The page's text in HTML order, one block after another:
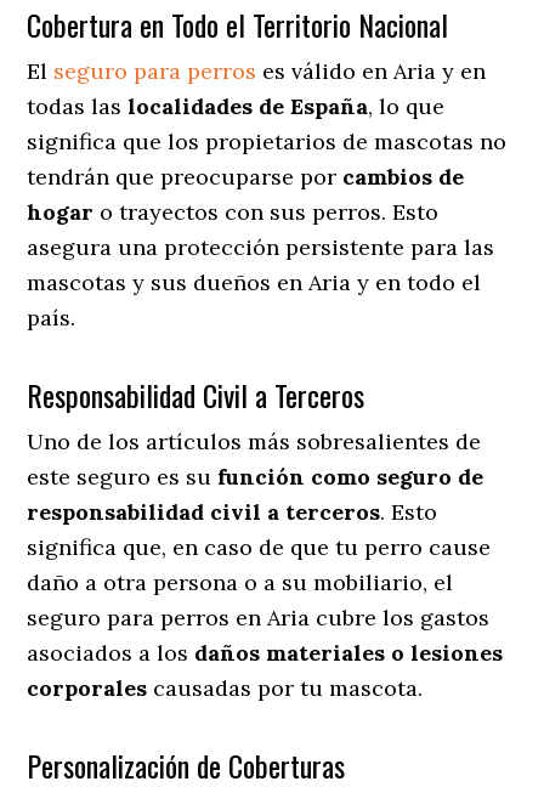
Cobertura en Todo el Territorio Nacional
El seguro para perros es válido en Aria y en
todas laslocalidades de España, lo que
significa que los propietarios de mascotas no
tendrán que preocuparse por cambios de
hogar o trayectos con sus perros. Esto
asegura una protección persistente para las
mascotas y sus dueños en Aria y en todo el
país.
Responsabilidad Civil a Terceros
Uno de los artículos más sobresalientes de
este seguro es su función como seguro de
responsabilidad civil a terceros. Esto
significa que, en caso de que tu perro cause
daño a otra persona o a su mobiliario, el
seguro para perros en Aria cubre los gastos
asociados a los daños materiales o lesiones
corporales causadas por tu mascota.
Personalización de Coberturas